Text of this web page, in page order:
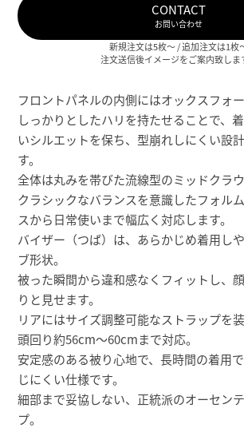
CONTACT
お問い合わせ
新規注文は5枚～ / 追加注文は1枚
注文送信後イメージをご案内致しま
フロントパネルの内側にはオックスフォー
しっかりとしたハリを持たせることで、
いシルエットを保ち、型崩れしにくい設
す。
全体は丸みを帯びた流線型のミッドクラウ
クラシックなバランスを意識したフォル
スから日常使いまで幅広く対応します。
バイザー（つば）は、あらかじめ着用し
ブ形状。
被った瞬間から違和感なくフィットし、
りと見せます。
リアにはサイズ調整可能なストラップを装
頭回り約56cm〜60cmまで対応。
安定感のある被り心地で、長時間の着用
じにくい仕様です。
細部まで妥協しない、正統派のオーセン
プ。